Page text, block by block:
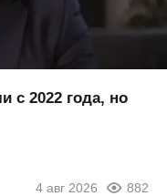
с 2022 года, но
4 авг 2026 882